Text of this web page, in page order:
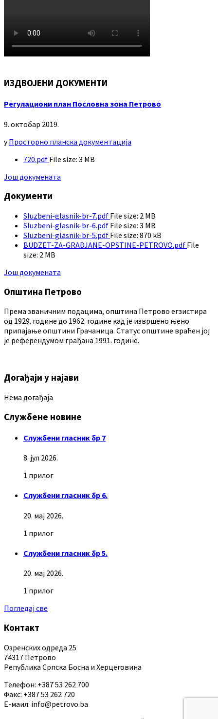
ИЗДВОЈЕНИ ДОКУМЕНТИ
Регулациони план Пословна зона Петрово
9. октобар 2019.
уПросторно планска документација
720.pdf File size: 3 MB
Још докумената
Документи
Sluzbeni-glasnik-br-7.pdf File size: 2 MB
Sluzbeni-glasnik-br-6.pdf File size: 3 MB
Sluzbeni-glasnik-br-5.pdf File size: 870 kB
BUDZET-ZA-GRADJANE-OPSTINE-PETROVO.pdf File
size: 2 MB
Још докумената
Општина Петрово
Према званичним подацима, општина Петрово егзистира
од 1929. године до 1962. године кад је извршено њено
припајање општини Грачаница. Статус општине враћен јој
је референдумом грађана 1991. године.
Догађаји у најави
Нема догађаја
Службене новине
Службени гласник бр 7
8. јул 2026.
1 прилог
Службени гласник бр 6.
20. мај 2026.
1 прилог
Службени гласник бр 5.
20. мај 2026.
1 прилог
Погледај све
Контакт
Озренских одреда 25
74317 Петрово
Република Српска Босна и Херцеговина
Телефон: +387 53 262 700
Факс: +387 53 262 720
Е-маил: info@petrovo.ba